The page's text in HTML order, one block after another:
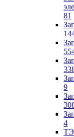
81
9
4